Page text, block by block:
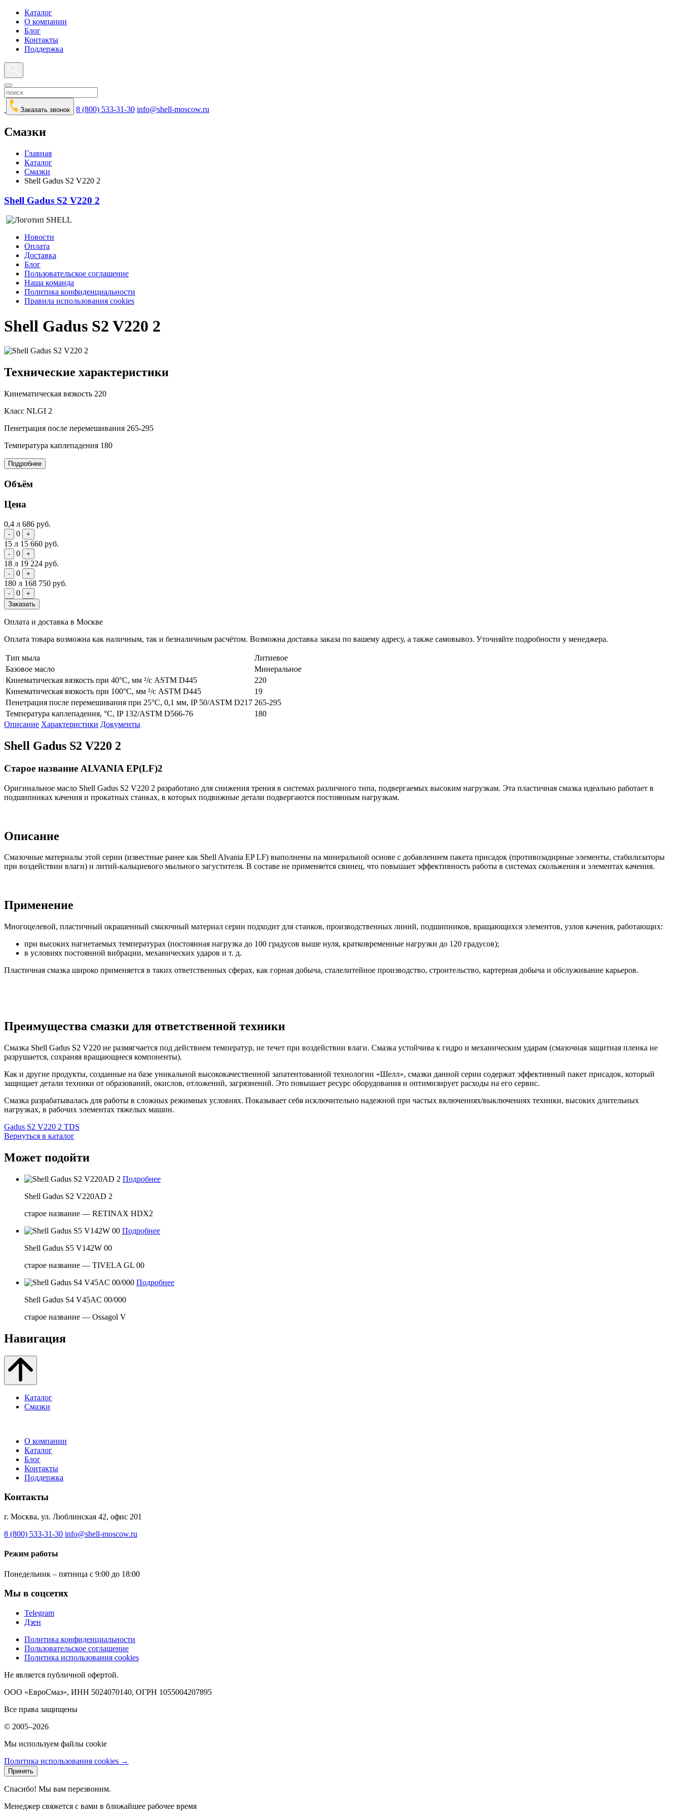
Каталог
О компании
Блог
Контакты
Поддержка
Заказать звонок 8 (800) 533-31-30 info@shell-moscow.ru
Смазки
Главная
Каталог
Смазки
Shell Gadus S2 V220 2
Shell Gadus S2 V220 2
Новости
Оплата
Доставка
Блог
Пользовательское соглашение
Наша команда
Политика конфиденциальности
Правила использования cookies
Shell Gadus S2 V220 2
Технические характеристики
Кинематическая вязкость 220
Класс NLGI 2
Пенетрация после перемешивания 265-295
Температура каплепадения 180
Подробнее
Объём
Цена
0,4 л 686 руб.
- 0 +
15 л 15 660 руб.
- 0 +
18 л 19 224 руб.
- 0 +
180 л 168 750 руб.
- 0
+
Заказать
Оплата и доставка в Москве
Оплата товара возможна как наличным, так и безналичным расчётом. Возможна доставка заказа по вашему адресу, а также самовывоз. Уточняйте подробности у менеджера.
Тип мыла
Литиевое
Базовое масло
Минеральное
Кинематическая вязкость при 40°C, мм ²/с ASTM D445
220
Кинематическая вязкость при 100°C, мм ²/с ASTM D445
19
Пенетрация после перемешивания при 25°С, 0,1 мм, IP 50/ASTM D217 265-295
Температура каплепадения, °С, IP 132/ASTM D566-76
180
Описание Характеристики Документы
Shell Gadus S2 V220 2
Старое название ALVANIA EP(LF)2
Оригинальное масло Shell Gadus S2 V220 2 разработано для снижения трения в системах различного типа, подвергаемых высоким нагрузкам. Эта пластичная смазка идеально работает в
подшипниках качения и прокатных станках, в которых подвижные детали подвергаются постоянным нагрузкам.
Описание
Смазочные материалы этой серии (известные ранее как Shell Alvania EP LF) выполнены на минеральной основе с добавлением пакета присадок (противозадирные элементы, стабилизаторы
при воздействии влаги) и литий-кальциевого мыльного загустителя. В составе не применяется свинец, что повышает эффективность работы в системах скольжения и элементах качения.
Применение
Многоцелевой, пластичный окрашенный смазочный материал серии подходит для станков, производственных линий, подшипников, вращающихся элементов, узлов качения, работающих:
при высоких нагнетаемых температурах (постоянная нагрузка до 100 градусов выше нуля, кратковременные нагрузки до 120 градусов);
в условиях постоянной вибрации, механических ударов и т. д.
Пластичная смазка широко применяется в таких ответственных сферах, как горная добыча, сталелитейное производство, строительство, картерная добыча и обслуживание карьеров.
Преимущества смазки для ответственной техники
Смазка Shell Gadus S2 V220 не размягчается под действием температур, не течет при воздействии влаги. Смазка устойчива к гидро и механическим ударам (смазочная защитная пленка не
разрушается, сохраняя вращающиеся компоненты).
Как и другие продукты, созданные на базе уникальной высококачественной запатентованной технологии «Шелл», смазки данной серии содержат эффективный пакет присадок, который
защищает детали техники от образований, окислов, отложений, загрязнений. Это повышает ресурс оборудования и оптимизирует расходы на его сервис.
Смазка разрабатывалась для работы в сложных режимных условиях. Показывает себя исключительно надежной при частых включениях/выключениях техники, высоких длительных
нагрузках, в рабочих элементах тяжелых машин.
Gadus S2 V220 2 TDS
Вернуться в каталог
Может подойти
Подробнее
Shell Gadus S2 V220AD 2
старое название — RETINAX HDX2
Подробнее
Shell Gadus S5 V142W 00
старое название — TIVELA GL 00
Подробнее
Shell Gadus S4 V45AC 00/000
старое название — Ossagol V
Навигация
Каталог
Смазки
О компании
Каталог
Блог
Контакты
Поддержка
Контакты
г. Москва, ул. Люблинская 42, офис 201
8 (800) 533-31-30 info@shell-moscow.ru
Режим работы
Понедельник – пятница с 9:00 до 18:00
Мы в соцсетях
Telegram
Дзен
Политика конфиденциальности
Пользовательское соглашение
Политика использования cookies
Не является публичной офертой.
ООО «ЕвроСмаз», ИНН 5024070140, ОГРН 1055004207895
Все права защищены
© 2005–2026
Мы используем файлы cookie
Политика использования cookies →
Принять
Спасибо! Мы вам перезвоним.
Менеджер свяжется с вами в ближайшее рабочее время